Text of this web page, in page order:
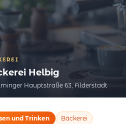
Helbig
Hauptstraße 63, Filderstadt
und Trinken Bäckerei